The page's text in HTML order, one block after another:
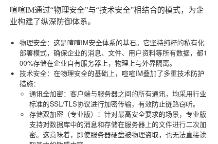
喧喧IM通过“物理安全”与“技术安全”相结合的模式，为企
业构建了纵深防御体系。
物理安全：这是喧喧IM安全体系的基石。它坚持纯粹的私有化
部署模式，确保企业的消息、文件、用户资料等所有数据，都1
00%存储在企业自有服务器上，物理上与外界隔离。
技术安全：在物理安全的基础上，喧喧IM叠加了多重技术防护
措施：
通讯全加密：客户端与服务器之间的所有通讯，均采用行业
标准的SSL/TLS协议进行加密传输，有效防止链路窃听。
存储双加密（专业版） ：针对最高安全要求的场景，专业版
支持对数据库中的消息和存储在服务器上的文件进行二次加
密。这意味着，即使服务器硬盘被物理盗取，也无法直接读